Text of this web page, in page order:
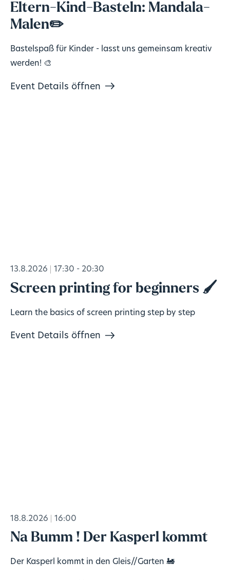
Eltern-Kind-Basteln: Mandala-
Malen✏️
Bastelspaß für Kinder - lasst uns gemeinsam kreativ
werden! 🎨
Event Details öffnen
13.8.2026 17:30 - 20:30
Screen printing for beginners 🖌️
Learn the basics of screen printing step by step
Event Details öffnen
18.8.2026 16:00
Na Bumm ! Der Kasperl kommt
Der Kasperl kommt in den Gleis//Garten 🚂